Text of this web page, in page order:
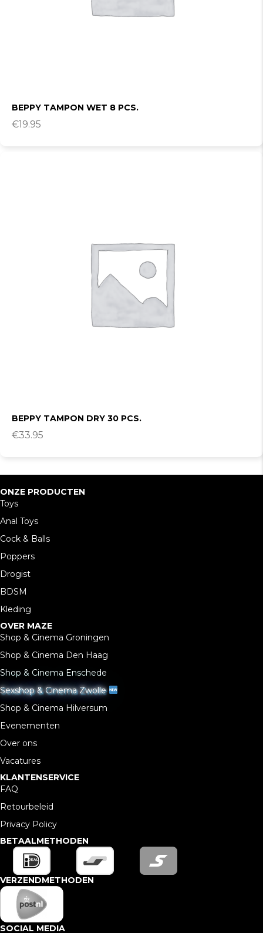
BEPPY TAMPON WET 8 PCS.
€19.95
BEPPY TAMPON DRY 30 PCS.
€33.95
ONZE PRODUCTEN
Toys
Anal Toys
Cock & Balls
Poppers
Drogist
BDSM
Kleding
OVER MAZE
Shop & Cinema Groningen
Shop & Cinema Den Haag
Shop & Cinema Enschede
Sexshop & Cinema Zwolle
Shop & Cinema Hilversum
Evenementen
Over ons
Vacatures
KLANTENSERVICE
FAQ
Retourbeleid
Privacy Policy
BETAALMETHODEN
VERZENDMETHODEN
SOCIAL MEDIA